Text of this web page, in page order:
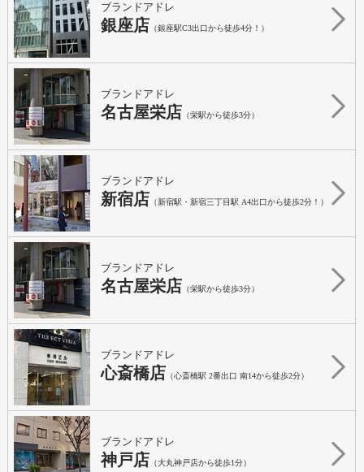
ブランドアドレ
銀座店 （銀座駅C3出口から徒歩4分！）
ブランドアドレ
名古屋栄店 （栄駅から徒歩3分）
ブランドアドレ
新宿店 （新宿駅・新宿三丁目駅 A4出口から徒歩2分！）
ブランドアドレ
名古屋栄店 （栄駅から徒歩3分）
ブランドアドレ
心斎橋店 （心斎橋駅 2番出口 南14から徒歩2分）
ブランドアドレ
神戸店 （大丸神戸店から徒歩1分）